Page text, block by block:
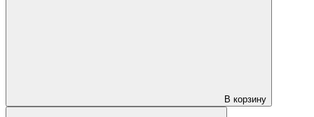
В корзину